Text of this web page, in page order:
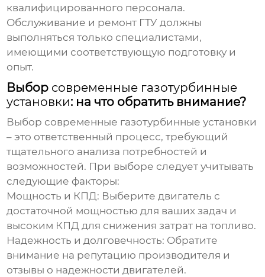
квалифицированного персонала.
Обслуживание и ремонт ГТУ должны
выполняться только специалистами,
имеющими соответствующую подготовку и
опыт.
Выбор современные газотурбинные
установки: на что обратить внимание?
Выбор современные газотурбинные установки
– это ответственный процесс, требующий
тщательного анализа потребностей и
возможностей. При выборе следует учитывать
следующие факторы:
Мощность и КПД: Выберите двигатель с
достаточной мощностью для ваших задач и
высоким КПД для снижения затрат на топливо.
Надежность и долговечность: Обратите
внимание на репутацию производителя и
отзывы о надежности двигателей.